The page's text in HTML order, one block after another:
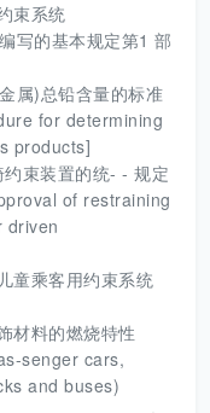
束系统
写的基本规定第1 部
属)总铅含量的标准
for determining
products]
束装置的统- - 规定
of restraining
driven
童乘客用约束系统
材料的燃烧特性
senger cars,
and buses)